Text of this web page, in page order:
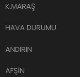
K.MARAŞ
HAVA DURUMU
ANDIRIN
AFŞİN